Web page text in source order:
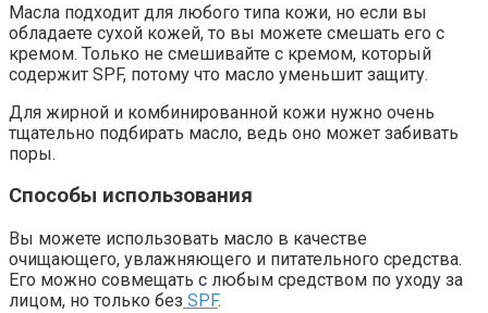
Масла подходит для любого типа кожи, но если вы
обладаете сухой кожей, то вы можете смешать его с
кремом. Только не смешивайте с кремом, который
содержит SPF, потому что масло уменьшит защиту.
Для жирной и комбинированной кожи нужно очень
тщательно подбирать масло, ведь оно может забивать
поры.
Способы использования
Вы можете использовать масло в качестве
очищающего, увлажняющего и питательного средства.
Его можно совмещать с любым средством по уходу за
лицом, но только без SPF.